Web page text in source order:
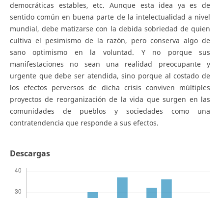
democráticas estables, etc. Aunque esta idea ya es de
sentido común en buena parte de la intelectualidad a nivel
mundial, debe matizarse con la debida sobriedad de quien
cultiva el pesimismo de la razón, pero conserva algo de
sano optimismo en la voluntad. Y no porque sus
manifestaciones no sean una realidad preocupante y
urgente que debe ser atendida, sino porque al costado de
los efectos perversos de dicha crisis conviven múltiples
proyectos de reorganización de la vida que surgen en las
comunidades de pueblos y sociedades como una
contratendencia que responde a sus efectos.
Descargas